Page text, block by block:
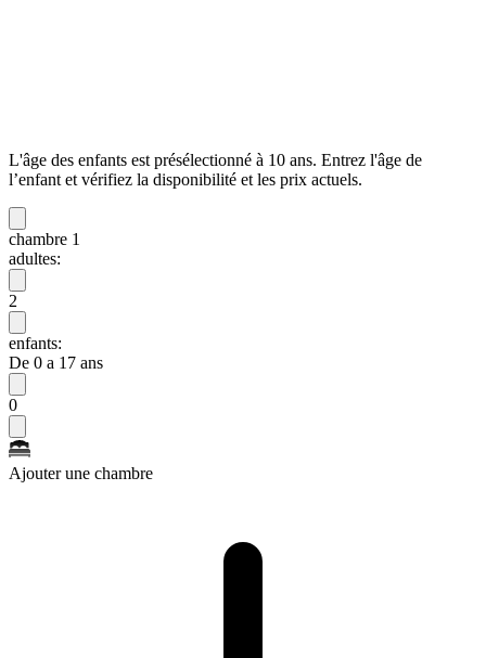
L'âge des enfants est présélectionné à 10 ans. Entrez l'âge de
l’enfant et vérifiez la disponibilité et les prix actuels.
chambre 1
adultes:
2
enfants:
De 0 a 17 ans
0
Ajouter une chambre